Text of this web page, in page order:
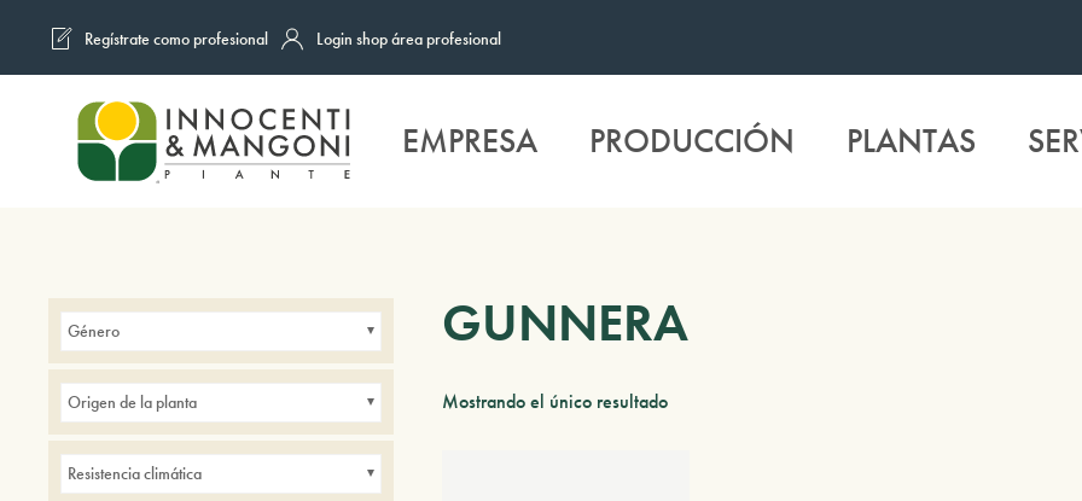
Skip to main content
Regístrate como profesional Login shop área profesional
EMPRESA PRODUCCIÓN PLANTAS
GUNNERA
Mostrando el único resultado
Género
Origen de la planta
Resistencia climática